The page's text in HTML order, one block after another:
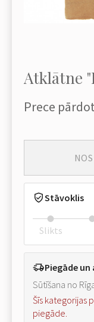
Atklātne
Prece
Stāvoklis
Slikts
Piegāde
Sūtīšana no
Šīs kategorijas
piegāde.